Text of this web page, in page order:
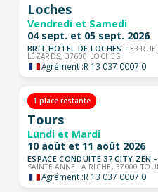
Loches
Vendredi et Samedi
04 sept. et 05 sept. 2026
BRIT HOTEL DE LOCHES - 33 RUE
LÉZARDS, 37600 LOCHES
Agrément :R 13 037 0007 0
1 place restante
Tours
Lundi et Mardi
10 août et 11 août 2026
ESPACE CONDUITE 37 CITY ZEN -
SAINTE ANNE LA RICHE, 37000
Agrément :R 13 037 0007 0